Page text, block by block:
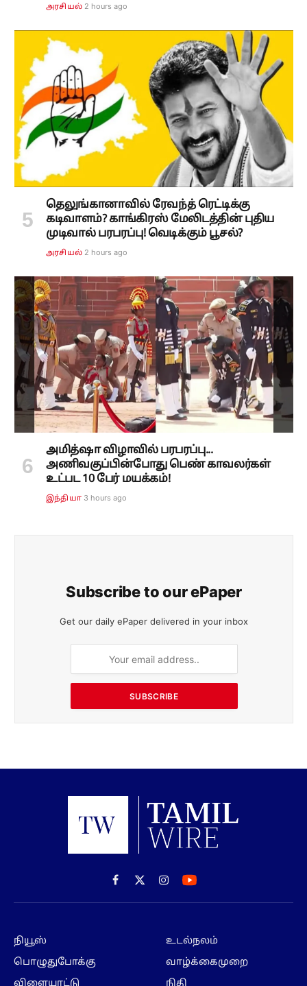
அரசியல் 2 hours ago
தெலுங்கானாவில் ரேவந்த் ரெட்டிக்கு
கடிவாளம்? காங்கிரஸ் மேலிடத்தின் புதிய
முடிவால் பரபரப்பு! வெடிக்கும் பூசல்?
அரசியல் 2 hours ago
அமித்ஷா விழாவில் பரபரப்பு...
அணிவகுப்பின்போது பெண் காவலர்கள்
உட்பட 10 பேர் மயக்கம்!
இந்தியா 3 hours ago
Subscribe to our ePaper
Get our daily ePaper delivered in your inbox
SUBSCRIBE
Facebook
X
(Twitter)
Instagram
நியூஸ்
பொழுதுபோக்கு
விளையாட்டு
உடல்நலம்
வாழ்க்கைமுறை
நிதி